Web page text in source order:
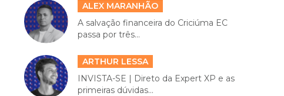
ALEX MARANHÃO
A salvação financeira do Criciúma EC
passa por três...
ARTHUR LESSA
INVISTA-SE | Direto da Expert XP e as
primeiras dúvidas...